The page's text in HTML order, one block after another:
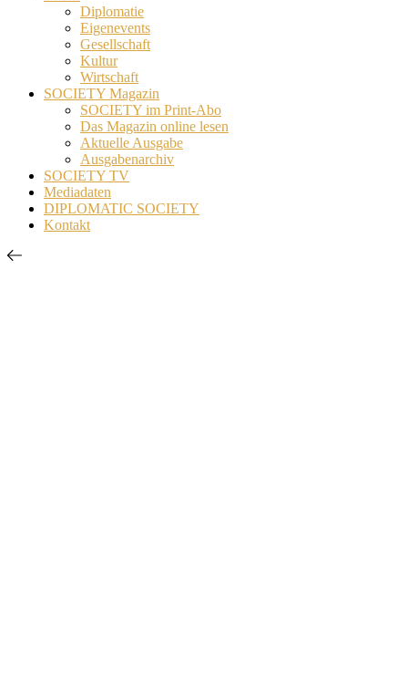
Diplomatie
Eigenevents
Gesellschaft
Kultur
Wirtschaft
SOCIETY Magazin
SOCIETY im Print-Abo
Das Magazin online lesen
Aktuelle Ausgabe
Ausgabenarchiv
SOCIETY TV
Mediadaten
DIPLOMATIC SOCIETY
Kontakt